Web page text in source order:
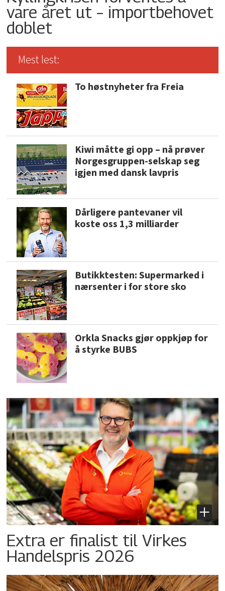
vare året ut – importbehovet
doblet
Mest lest:
To høstnyheter fra Freia
Kiwi måtte gi opp – nå prøver
Norgesgruppen-selskap seg
igjen med dansk lavpris
Dårligere pantevaner vil
koste oss 1,3 milliarder
Butikktesten: Supermarked i
nærsenter i for store sko
Orkla Snacks gjør oppkjøp for
å styrke BUBS
Extra er finalist til Virkes
Handelspris 2026